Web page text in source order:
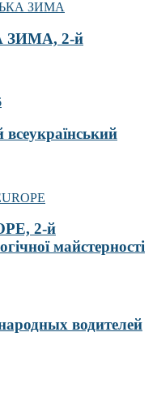
2-й
2-й
майстерності
водителей